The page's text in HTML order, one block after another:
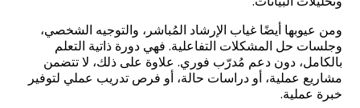
ومن عيوبها أيضًا غياب الإرشاد المُباشر، والتوجيه الشخصي،
وجلسات حل المشكلات التفاعلية. فهي دورة ذاتية التعلم
بالكامل، دون دعم مُدرّب فوري. علاوة على ذلك، لا تتضمن
مشاريع عملية، أو دراسات حالة، أو فرص تدريب عملي لتوفير
خبرة عملية.